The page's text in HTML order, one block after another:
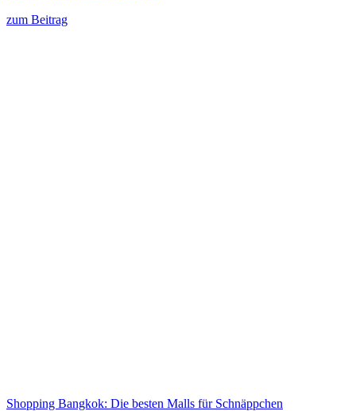
zum Beitrag
Shopping Bangkok: Die besten Malls für Schnäppchen